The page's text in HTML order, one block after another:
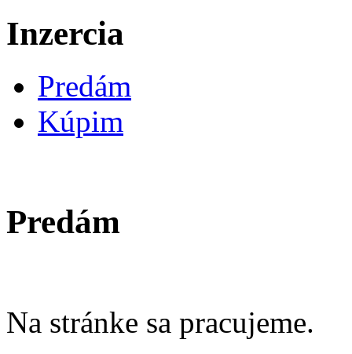
Inzercia
Predám
Kúpim
Predám
Na stránke sa pracujeme.